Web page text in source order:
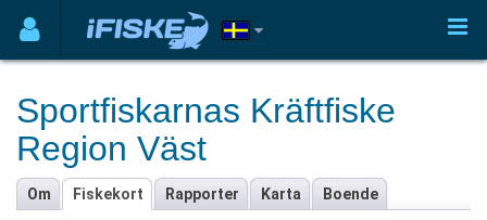
Sportfiskarnas Kräftfiske
Region Väst
Om Fiskekort Rapporter Karta Boende